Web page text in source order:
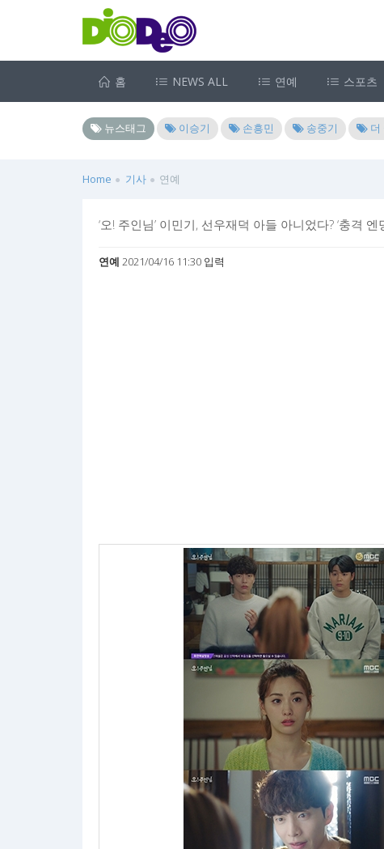
홈 NEWS ALL 연예 스포츠
뉴스태그 이승기 손흥민 송중기 더
Home 기사 연예
‘오! 주인님’ 이민기, 선우재덕 아들 아니었다? ‘충격 엔
연예 2021/04/16 11:30 입력